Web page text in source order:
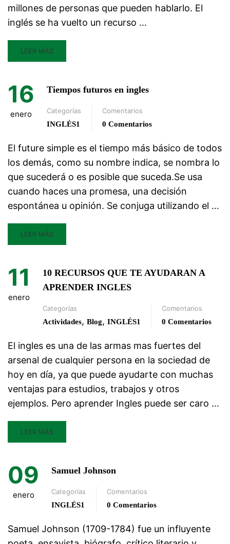
millones de personas que pueden hablarlo. El
inglés se ha vuelto un recurso …
LEER MÁS
16
enero
Tiempos futuros en ingles
Categorías
INGLÉS1
Comentarios
0 Comentarios
El future simple es el tiempo más básico de todos
los demás, como su nombre indica, se nombra lo
que sucederá o es posible que suceda.Se usa
cuando haces una promesa, una decisión
espontánea u opinión. Se conjuga utilizando el …
LEER MÁS
11
enero
10 RECURSOS QUE TE AYUDARAN A
APRENDER INGLES
Categorías
Actividades, Blog, INGLÉS1
Comentarios
0 Comentarios
El ingles es una de las armas mas fuertes del
arsenal de cualquier persona en la sociedad de
hoy en día, ya que puede ayudarte con muchas
ventajas para estudios, trabajos y otros
ejemplos. Pero aprender Ingles puede ser caro …
LEER MÁS
09
enero
Samuel Johnson
Categorías
INGLÉS1
Comentarios
0 Comentarios
Samuel Johnson (1709-1784) fue un influyente